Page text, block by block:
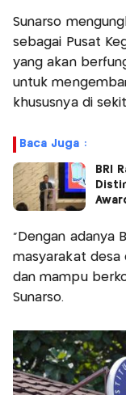
Sunarso
sebagai Pusat
yang akan
untuk
khususnya di
Baca Juga :
BRI
“Dengan adanya
masyarakat desa
dan mampu
Sunarso.